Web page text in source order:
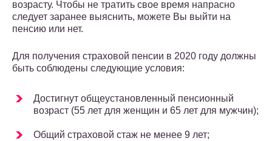
возрасту. Чтобы не тратить свое время напрасно
следует заранее выяснить, можете Вы выйти на
пенсию или нет.
Для получения страховой пенсии в 2020 году должны
быть соблюдены следующие условия:
Достигнут общеустановленный пенсионный
возраст (55 лет для женщин и 65 лет для мужчин);
Общий страховой стаж не менее 9 лет;